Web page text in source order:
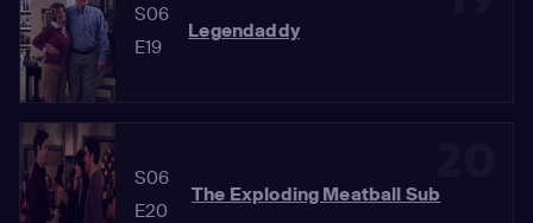
S06
E19
Legendaddy
S06
E20
The Exploding Meatball Sub